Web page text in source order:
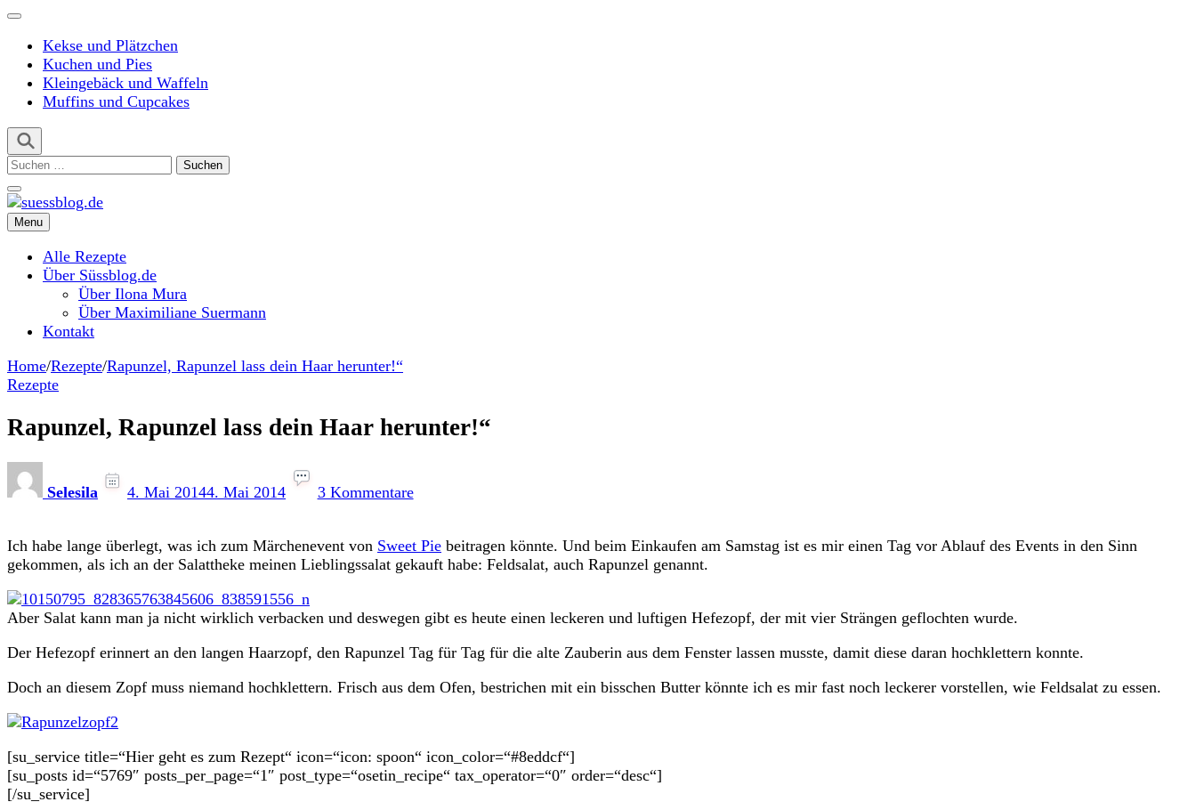
Kekse und Plätzchen
Kuchen und Pies
Kleingebäck und Waffeln
Muffins und Cupcakes
Suchen
suessblog.de
Menu
Alle Rezepte
Über Süssblog.de
Über Ilona Mura
Über Maximiliane Suermann
Kontakt
Home/Rezepte/Rapunzel, Rapunzel lass dein Haar herunter!“
Rezepte
Rapunzel, Rapunzel lass dein Haar herunter!“
Selesila 4. Mai 20144. Mai 2014 3 KommentareRapunzel,
dein
Haar
Ich habe lange überlegt, was ich zum Märchenevent von Sweet Pie beitragen könnte. Und beim Einkaufen am Samstag ist es mir einen Tag vor Ablauf des Events in den Sinn
gekommen, als ich an der Salattheke meinen Lieblingssalat gekauft habe: Feldsalat, auch Rapunzel genannt.
Aber Salat kann man ja nicht wirklich verbacken und deswegen gibt es heute einen leckeren und luftigen Hefezopf, der mit vier Strängen geflochten wurde.
Der Hefezopf erinnert an den langen Haarzopf, den Rapunzel Tag für Tag für die alte Zauberin aus dem Fenster lassen musste, damit diese daran hochklettern konnte.
Doch an diesem Zopf muss niemand hochklettern. Frisch aus dem Ofen, bestrichen mit ein bisschen Butter könnte ich es mir fast noch leckerer vorstellen, wie Feldsalat zu essen.
[su_service title=“Hier geht es zum Rezept“ icon=“icon: spoon“ icon_color=“#8eddcf“]
[su_posts id=“5769″ posts_per_page=“1″ post_type=“osetin_recipe“ tax_operator=“0″ order=“desc“]
[/su_service]